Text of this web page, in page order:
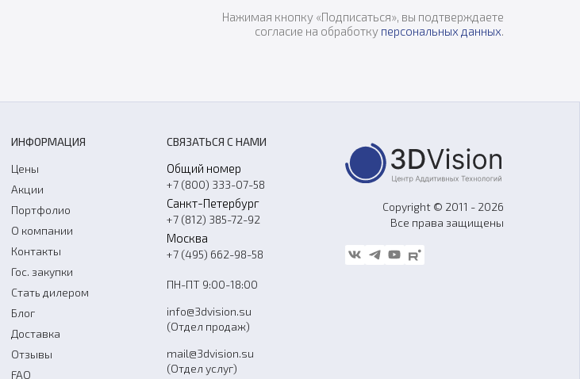
Нажимая кнопку «Подписаться», вы подтверждаете
согласие на обработку персональных данных.
ИНФОРМАЦИЯ
Цены
Акции
Портфолио
О компании
Контакты
Гос. закупки
Стать дилером
Блог
Доставка
Отзывы
FAQ
СВЯЗАТЬСЯ С НАМИ
Общий номер
+7 (800) 333-07-58
Санкт-Петербург
+7 (812) 385-72-92
Москва
+7 (495) 662-98-58
ПН-ПТ 9:00-18:00
info@3dvision.su
(Отдел продаж)
mail@3dvision.su
(Отдел услуг)
Copyright © 2011 - 2026
Все права защищены